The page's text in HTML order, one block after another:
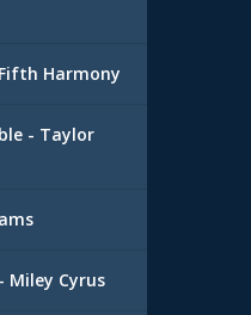
Harmony
- Taylor
Miley Cyrus